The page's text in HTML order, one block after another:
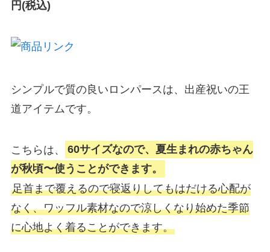
円(税込)
シンプルで質の良いロンパースは、出産祝いの王
道アイテムです。
こちらは、
60サイズなので、夏生まれの赤ちゃん
が秋頃〜使うことができます。
足首まで覆えるので寝返りしてもはだける心配が
なく、ワッフル素材なので涼しくなり始めた季節
に心地よく着ることができます。